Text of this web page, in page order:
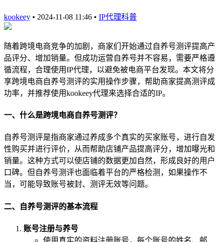
kookeey • 2024-11-08 11:46 • IP代理科普
随着跨境电商竞争的加剧，商家们开始通过自养号测评提高产
品评分、增加销量。但成功运营自养号并不容易，需要严格遵
循流程，合理使用IP代理，以避免被电商平台发现。本文将分
享跨境电商自养号测评的实用操作步骤，帮助商家提高测评成
功率，并推荐使用kookeey代理来选择合适的IP。
一、什么是跨境电商自养号测评？
自养号测评是指商家通过养成多个真实的买家账号，进行自发
性购买并进行评价，从而帮助店铺产品提高评分，增加曝光和
销量。这种方式可以使店铺的数据更加自然，形成良好的用户
口碑。但自养号测评也面临着平台的严格检测，如果操作不
当，可能导致账号被封、测评无效等问题。
二、自养号测评的基本流程
账号注册与养号
使用真实的资料注册账号，每个账号的姓名、邮